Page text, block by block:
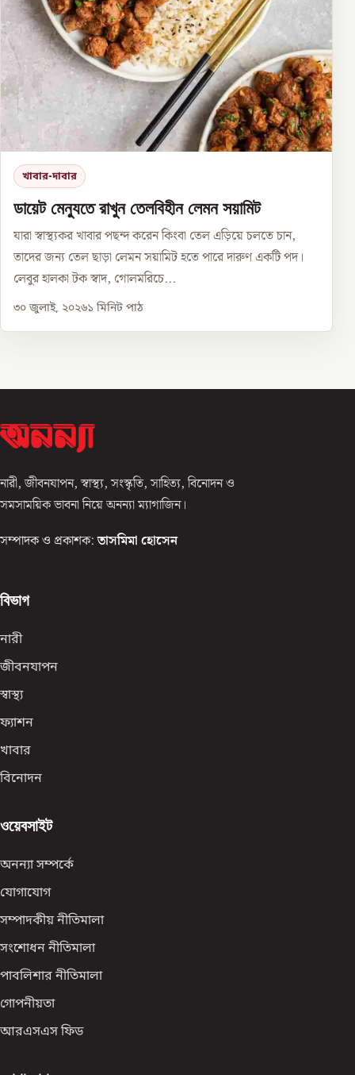
খাবার-দাবার
ডায়েট মেন্যুতে রাখুন তেলবিহীন লেমন সয়ামিট
যারা স্বাস্থ্যকর খাবার পছন্দ করেন কিংবা তেল এড়িয়ে চলতে চান,
তাদের জন্য তেল ছাড়া লেমন সয়ামিট হতে পারে দারুণ একটি পদ।
লেবুর হালকা টক স্বাদ, গোলমরিচে...
৩০ জুলাই, ২০২৬১ মিনিট পাঠ
নারী, জীবনযাপন, স্বাস্থ্য, সংস্কৃতি, সাহিত্য, বিনোদন ও
সমসাময়িক ভাবনা নিয়ে অনন্যা ম্যাগাজিন।
সম্পাদক ও প্রকাশক: তাসমিমা হোসেন
বিভাগ
নারী
জীবনযাপন
স্বাস্থ্য
ফ্যাশন
খাবার
বিনোদন
ওয়েবসাইট
অনন্যা সম্পর্কে
যোগাযোগ
সম্পাদকীয় নীতিমালা
সংশোধন নীতিমালা
পাবলিশার নীতিমালা
গোপনীয়তা
আরএসএস ফিড